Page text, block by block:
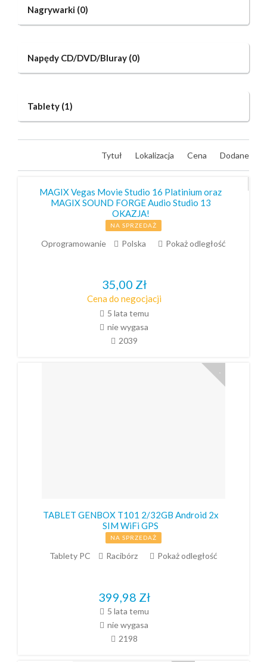
Nagrywarki (0)
Napędy CD/DVD/Bluray (0)
Tablety (1)
Tytuł Lokalizacja Cena Dodane
MAGIX Vegas Movie Studio 16 Platinium oraz
MAGIX SOUND FORGE Audio Studio 13
OKAZJA!
NA SPRZEDAŻ
Oprogramowanie Polska Pokaż odległość
35,00 Zł
Cena do negocjacji
5 lata temu
nie wygasa
2039
TABLET GENBOX T101 2/32GB Android 2x
SIM WiFi GPS
NA SPRZEDAŻ
Tablety PC Racibórz Pokaż odległość
399,98 Zł
5 lata temu
nie wygasa
2198